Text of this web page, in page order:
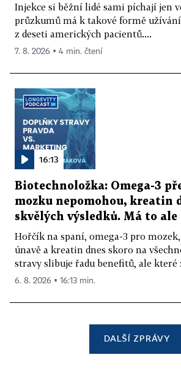
Injekce si běžní lidé sami píchají jen
průzkumů má k takové formě
z deseti amerických pacientů....
7. 8. 2026 ▪ 4 min. čtení
16:13
Biotechnoložka: Omega-3
mozku nepomohou, kreatin
skvělých výsledků. Má to ale
Hořčík na spaní, omega-3 pro
únavě a kreatin dnes skoro na
stravy slibuje řadu benefitů, ale které
6. 8. 2026 ▪ 16:13 min.
DALŠÍ ZPRÁVY